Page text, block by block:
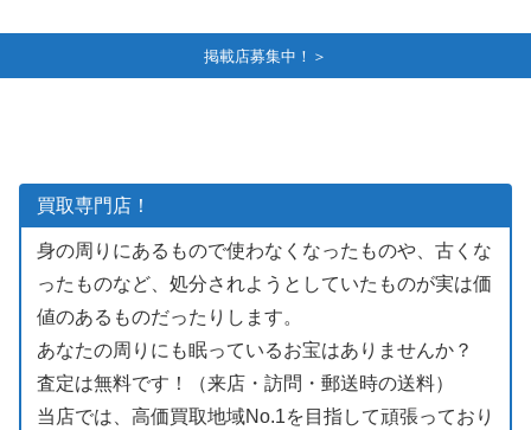
掲載店募集中！＞
買取専門店！
身の周りにあるもので使わなくなったものや、古くな
ったものなど、処分されようとしていたものが実は価
値のあるものだったりします。
あなたの周りにも眠っているお宝はありませんか？
査定は無料です！（来店・訪問・郵送時の送料）
当店では、高価買取地域No.1を目指して頑張っており